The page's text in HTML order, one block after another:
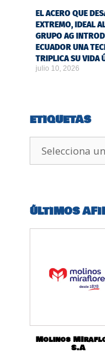
EL ACERO QUE
EXTREMO, IDEAL
GRUPO AG
ECUADOR UNA
TRIPLICA SU VIDA
julio 10, 2026
ETIQUETAS
ÚLTIMOS
Molinos
S.A